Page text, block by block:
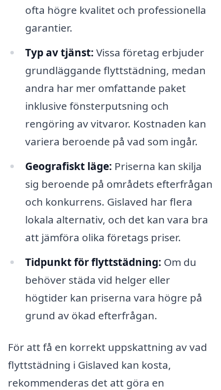
ofta högre kvalitet och professionella
garantier.
Typ av tjänst: Vissa företag erbjuder
grundläggande flyttstädning, medan
andra har mer omfattande paket
inklusive fönsterputsning och
rengöring av vitvaror. Kostnaden kan
variera beroende på vad som ingår.
Geografiskt läge: Priserna kan skilja
sig beroende på områdets efterfrågan
och konkurrens. Gislaved har flera
lokala alternativ, och det kan vara bra
att jämföra olika företags priser.
Tidpunkt för flyttstädning: Om du
behöver städa vid helger eller
högtider kan priserna vara högre på
grund av ökad efterfrågan.
För att få en korrekt uppskattning av vad
flyttstädning i Gislaved kan kosta,
rekommenderas det att göra en